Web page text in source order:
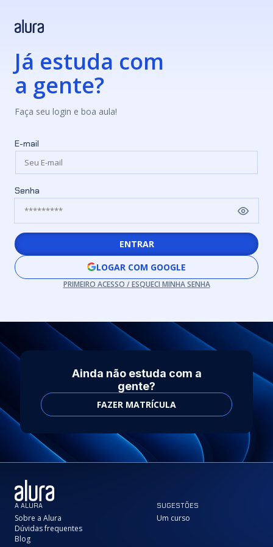
Já estuda com
a gente?
Faça seu login e boa aula!
E-mail
Senha
ENTRAR
LOGAR COM GOOGLE
PRIMEIRO ACESSO / ESQUECI MINHA SENHA
Ainda não estuda com a
gente?
FAZER MATRÍCULA
A ALURA
Sobre a Alura
Dúvidas frequentes
Blog
SUGESTÕES
Um curso